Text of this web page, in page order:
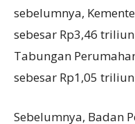
sebelumnya,
sebesar Rp3,46
Tabungan
sebesar Rp1,05
Sebelumnya, Badan